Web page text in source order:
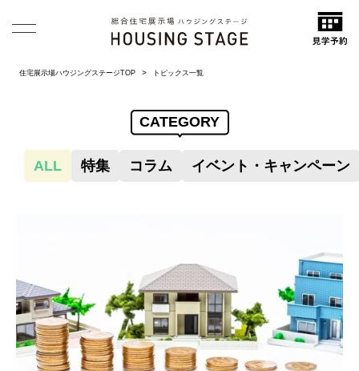
住宅展示場ハウジングステージTOP トピックス一覧
CATEGORY
ALL 特集 コラム イベント・キャンペーン